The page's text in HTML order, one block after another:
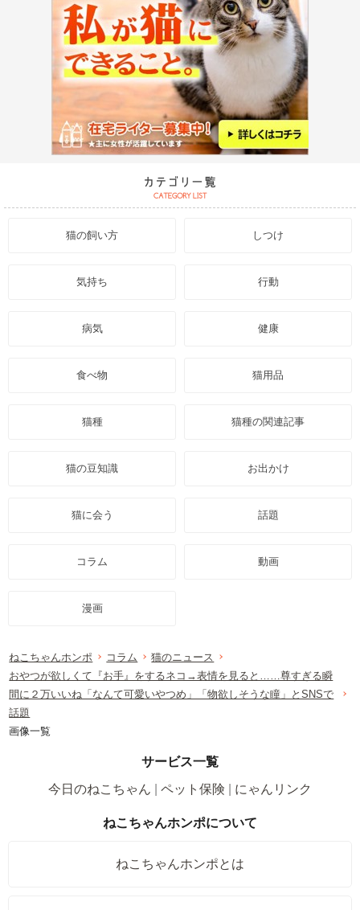
猫の飼い方 しつけ
気持ち 行動
病気 健康
食べ物 猫用品
猫種 猫種の関連記事
猫の豆知識 お出かけ
猫に会う 話題
コラム 動画
漫画
ねこちゃんホンポ コラム
猫のニュース
おやつが欲しくて『お手』をするネコ→表情を見ると……尊すぎる瞬
間に２万いいね「なんて可愛いやつめ」「物欲しそうな瞳」とSNSで
話題
画像一覧
サービス一覧
今日のねこちゃん
ペット保険 にゃんリンク
ねこちゃんホンポについて
ねこちゃんホンポとは